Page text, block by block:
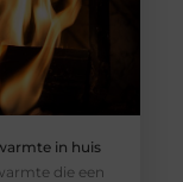
in huis
die een